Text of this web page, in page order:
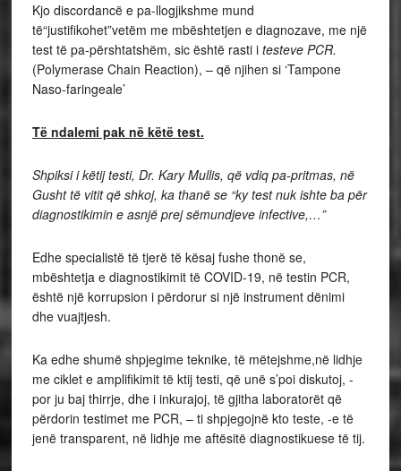
Kjo discordancë e pa-llogjikshme mund
të“justifikohet”vetëm me mbështetjen e diagnozave, me një
test të pa-përshtatshëm, sic është rasti itesteve PCR.
(Polymerase Chain Reaction), – që njihen si ‘Tampone
Naso-faringeale’
Të ndalemi pak në këtë test.
Shpiksi i këtij testi, Dr. Kary Mullis, që vdiq pa-pritmas, në
Gusht të vitit që shkoj, ka thanë se “ky test nuk ishte ba për
diagnostikimin e asnjë prej sëmundjeve infective,…”
Edhe specialistë të tjerë të kësaj fushe thonë se,
mbështetja e diagnostikimit të COVID-19, në testin PCR,
është një korrupsion i përdorur si një instrument dënimi
dhe vuajtjesh.
Ka edhe shumë shpjegime teknike, të mëtejshme,në lidhje
me ciklet e amplifikimit të ktij testi, që unë s’poi diskutoj, -
por ju baj thirrje, dhe i inkurajoj, të gjitha laboratorët që
përdorin testimet me PCR, – ti shpjegojnë kto teste, -e të
jenë transparent, në lidhje me aftësitë diagnostikuese të tij.